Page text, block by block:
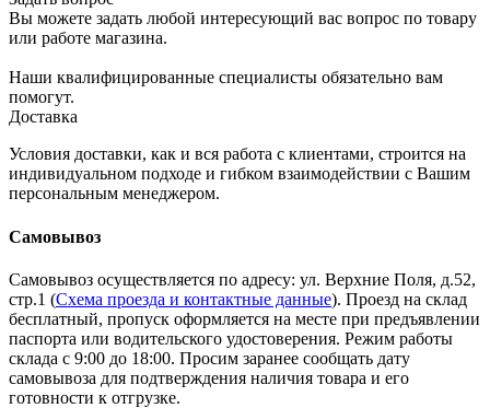
Вы можете задать любой интересующий вас вопрос по товару
или работе магазина.
Наши квалифицированные специалисты обязательно вам
помогут.
Доставка
Условия доставки, как и вся работа с клиентами, строится на
индивидуальном подходе и гибком взаимодействии с Вашим
персональным менеджером.
Самовывоз
Самовывоз осуществляется по адресу: ул. Верхние Поля, д.52,
стр.1 (Схема проезда и контактные данные). Проезд на склад
бесплатный, пропуск оформляется на месте при предъявлении
паспорта или водительского удостоверения. Режим работы
склада с 9:00 до 18:00. Просим заранее сообщать дату
самовывоза для подтверждения наличия товара и его
готовности к отгрузке.